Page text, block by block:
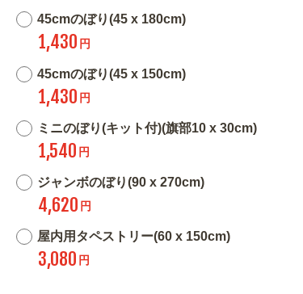
45cmのぼり(45 x 180cm)
1,430 円
45cmのぼり(45 x 150cm)
1,430 円
ミニのぼり(キット付)(旗部10 x 30cm)
1,540 円
ジャンボのぼり(90 x 270cm)
4,620 円
屋内用タペストリー(60 x 150cm)
3,080 円